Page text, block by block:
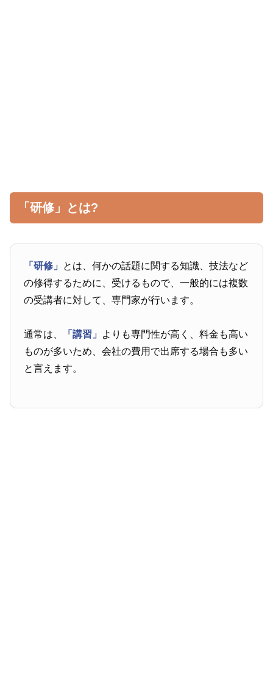
「研修」とは?
「研修」 とは、何かの話題に関する知識、技法など
の修得するために、受けるもので、一般的には複数
の受講者に対して、専門家が行います。
通常は、 「講習」 よりも専門性が高く、料金も高い
ものが多いため、会社の費用で出席する場合も多い
と言えます。